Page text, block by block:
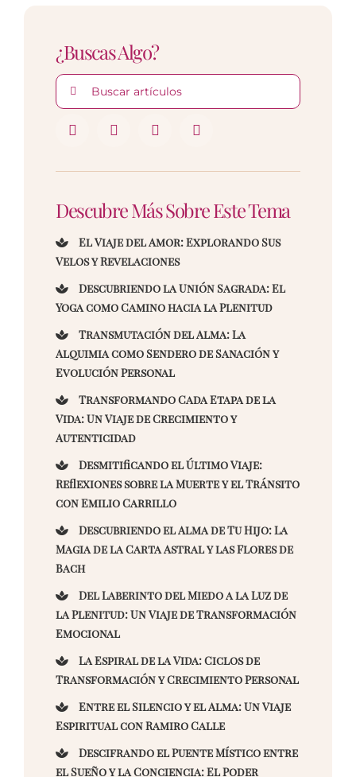
¿Buscas Algo?
Buscar:
Descubre Más Sobre Este Tema
El Viaje del Amor: Explorando Sus
Velos y Revelaciones
Descubriendo la Unión Sagrada: El
Yoga como Camino hacia la Plenitud
Transmutación del Alma: La
Alquimia como Sendero de Sanación y
Evolución Personal
Transformando Cada Etapa de la
Vida: Un Viaje de Crecimiento y
Autenticidad
Desmitificando el Último Viaje:
Reflexiones sobre la Muerte y el Tránsito
con Emilio Carrillo
Descubriendo el Alma de Tu Hijo: La
Magia de la Carta Astral y las Flores de
Bach
Del Laberinto del Miedo a la Luz de
la Plenitud: Un Viaje de Transformación
Emocional
La Espiral de la Vida: Ciclos de
Transformación y Crecimiento Personal
Entre el Silencio y el Alma: Un Viaje
Espiritual con Ramiro Calle
Descifrando el Puente Místico entre
el Sueño y la Conciencia: El Poder